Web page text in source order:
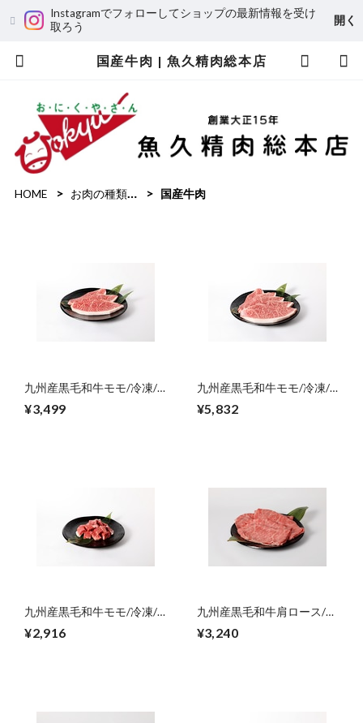
Instagramでフォローしてショップの最新情報を受け
取ろう
開く
国産牛肉 | 魚久精肉総本店
HOME お肉の種類で選ぶ 国産牛肉
九州産黒毛和牛モモ/冷凍/
用】
¥3,499
九州産黒毛和牛モモ/冷凍/
用】
¥5,832
九州産黒毛和牛モモ/冷凍/
用/300g【ご自宅用】
¥2,916
九州産黒毛和牛肩ロース/冷
用/300g【ご自宅用】
¥3,240